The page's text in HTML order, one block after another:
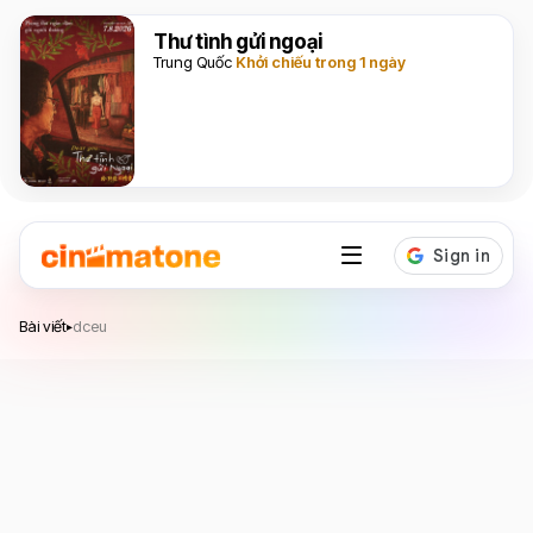
Thư tình gửi ngoại
Trung Quốc Khởi chiếu trong 1 ngày
Bài viết▸dceu